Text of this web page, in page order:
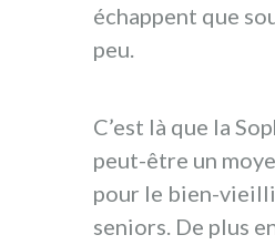
échappent que
peu.
C’est là que la
peut-être un
pour le bien-
seniors. De plus